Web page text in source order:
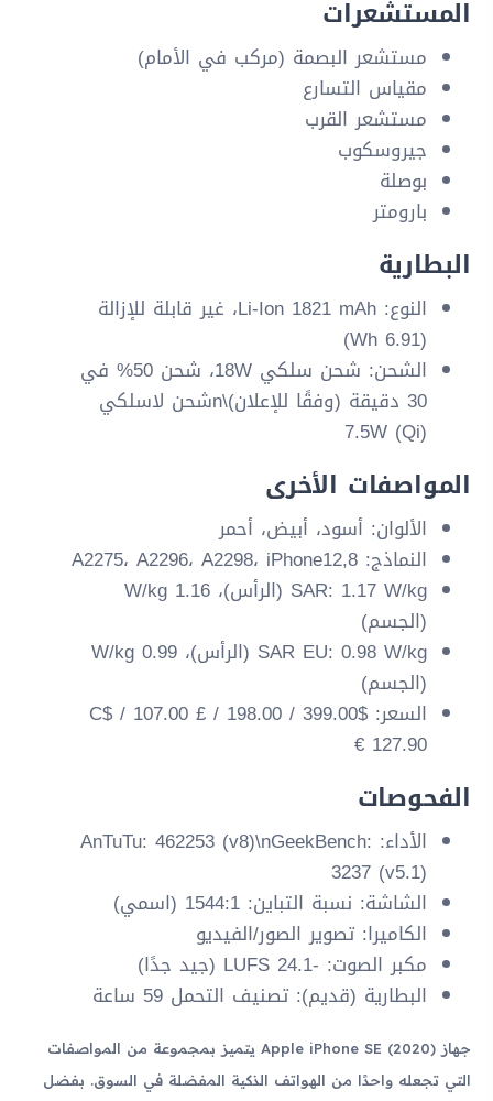
المستشعرات
مستشعر البصمة (مركب في الأمام)
مقياس التسارع
مستشعر القرب
جيروسكوب
بوصلة
بارومتر
البطارية
النوع: Li-Ion 1821 mAh، غير قابلة للإزالة
(6.91 Wh)
الشحن: شحن سلكي 18W، شحن 50% في
30 دقيقة (وفقًا للإعلان)\nشحن لاسلكي
7.5W (Qi)
المواصفات الأخرى
الألوان: أسود، أبيض، أحمر
النماذج: A2275، A2296، A2298، iPhone12,8
SAR: 1.17 W/kg (الرأس)، 1.16 W/kg
(الجسم)
SAR EU: 0.98 W/kg (الرأس)، 0.99 W/kg
(الجسم)
السعر: $399.00 / 198.00 C$ / 107.00 £ /
127.90 €
الفحوصات
الأداء: AnTuTu: 462253 (v8)\nGeekBench:
3237 (v5.1)
الشاشة: نسبة التباين: 1544:1 (اسمي)
الكاميرا: تصوير الصور/الفيديو
مكبر الصوت: -24.1 LUFS (جيد جدًا)
البطارية (قديم): تصنيف التحمل 59 ساعة
جهاز Apple iPhone SE (2020) يتميز بمجموعة من المواصفات
التي تجعله واحدًا من الهواتف الذكية المفضلة في السوق. بفضل